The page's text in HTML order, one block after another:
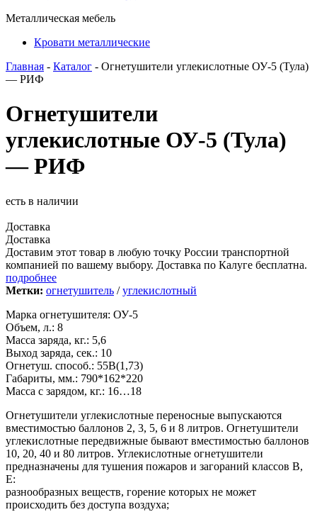
Металлическая мебель
Кровати металлические
Главная - Каталог - Огнетушители углекислотные ОУ-5 (Тула)
— РИФ
Огнетушители
углекислотные ОУ-5 (Тула)
— РИФ
есть в наличии
Доставка
Доставка
Доставим этот товар в любую точку России транспортной
компанией по вашему выбору. Доставка по Калуге бесплатна.
подробнее
Метки: огнетушитель /углекислотный
Марка огнетушителя: ОУ-5
Объем, л.: 8
Масса заряда, кг.: 5,6
Выход заряда, сек.: 10
Огнетуш. способ.: 55В(1,73)
Габариты, мм.: 790*162*220
Масса с зарядом, кг.: 16…18
Огнетушители углекислотные переносные выпускаются
вместимостью баллонов 2, 3, 5, 6 и 8 литров. Огнетушители
углекислотные передвижные бывают вместимостью баллонов
10, 20, 40 и 80 литров. Углекислотные огнетушители
предназначены для тушения пожаров и загораний классов В,
Е:
разнообразных веществ, горение которых не может
происходить без доступа воздуха;